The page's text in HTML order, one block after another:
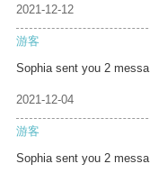
2021-12-12
游客
Sophia sent you 2 messa
2021-12-04
游客
Sophia sent you 2 messa